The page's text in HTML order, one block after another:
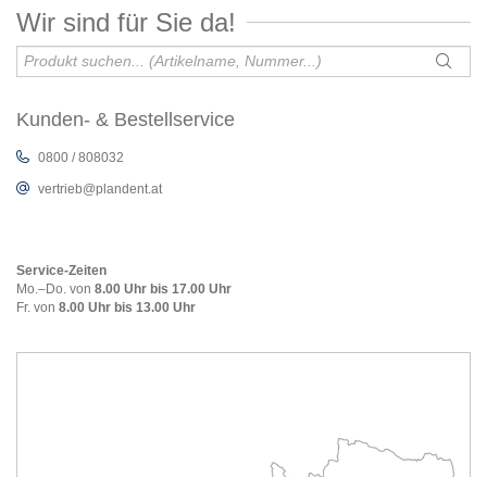
Wir sind für Sie da!
Kunden- & Bestellservice
0800 / 808032
vertrieb@plandent.at
Service-Zeiten
Mo.–Do. von 8.00 Uhr bis 17.00 Uhr
Fr. von 8.00 Uhr bis 13.00 Uhr